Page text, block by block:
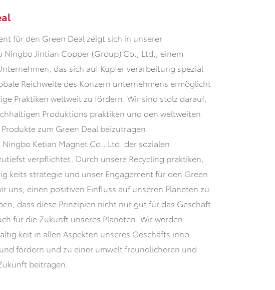
für den Green Deal zeigt sich in unserer
Ningbo Jintian Copper (Group) Co., Ltd., einem
das sich auf Kupfer verarbeitung spezial
Reichweite des Konzern unternehmens ermöglicht
Praktiken weltweit zu fördern. Wir sind stolz darauf,
Produktions praktiken und den weltweiten
zum Green Deal beizutragen.
Ketian Magnet Co., Ltd. der sozialen
verpflichtet. Durch unsere Recycling praktiken,
keits strategie und unser Engagement für den Green
uns, einen positiven Einfluss auf unseren Planeten zu
dass diese Prinzipien nicht nur gut für das Geschäft
für die Zukunft unseres Planeten. Wir werden
keit in allen Aspekten unseres Geschäfts inno
fördern und zu einer umwelt freundlicheren und
beitragen.